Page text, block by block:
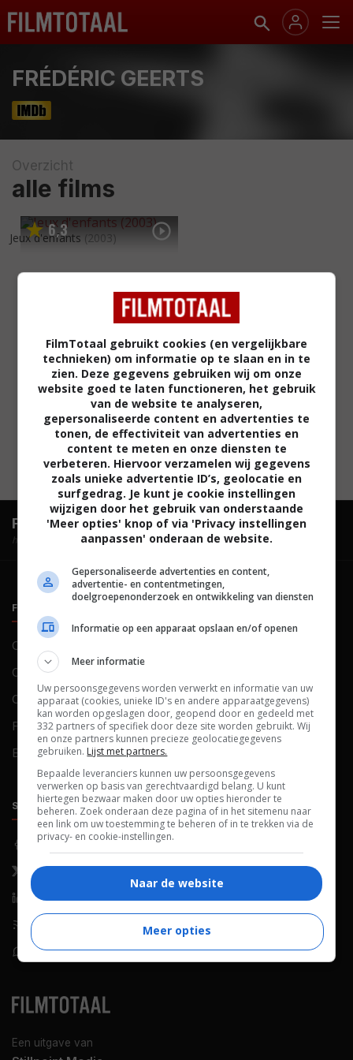
FRÉDÉRIC GEERTS
Overzicht
alle films
6,3
Jeux d'enfants (2003)
FilmTotaal.Hét online filmoverzicht.
hosted by
Een uitgave van
FILMTOTAAL
Contact
Over ons
Colofon
FAQ
Blog
Cookies
Cookievoorkeuren
SOCIALS
Facebook
X (Twitter)
LinkedIn
RSS-feed
WhatsApp
ONTDEKKEN
Nieuws
Netflix
Films op tv
Bioscoop
FilmTotaal gebruikt cookies (en vergelijkbare
technieken) om informatie op te slaan en in te
zien. Deze gegevens gebruiken wij om onze
website goed te laten functioneren, het gebruik
van de website te analyseren,
gepersonaliseerde content en advertenties te
tonen, de effectiviteit van advertenties en
content te meten en onze diensten te
verbeteren. Hiervoor verzamelen wij gegevens
zoals unieke advertentie ID’s, geolocatie en
surfgedrag. Je kunt je cookie instellingen
wijzigen door het gebruik van onderstaande
'Meer opties' knop of via 'Privacy instellingen
aanpassen' onderaan de website.
Gepersonaliseerde advertenties en content,
advertentie- en contentmetingen,
doelgroepenonderzoek en ontwikkeling van diensten
Informatie op een apparaat opslaan en/of openen
Meer informatie
Uw persoonsgegevens worden verwerkt en informatie van uw
apparaat (cookies, unieke ID's en andere apparaatgegevens)
kan worden opgeslagen door, geopend door en gedeeld met
332 partners of specifiek door deze site worden gebruikt. Wij
en onze partners kunnen precieze geolocatiegegevens
gebruiken. Lijst met partners.
Bepaalde leveranciers kunnen uw persoonsgegevens
verwerken op basis van gerechtvaardigd belang. U kunt
hiertegen bezwaar maken door uw opties hieronder te
beheren. Zoek onderaan deze pagina of in het sitemenu naar
een link om uw toestemming te beheren of in te trekken via de
privacy- en cookie-instellingen.
Naar de website
Meer opties